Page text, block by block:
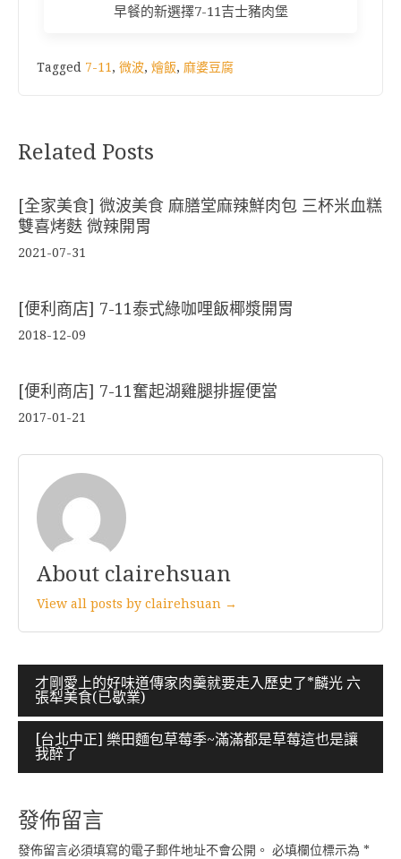
早餐的新選擇7-11吉士豬肉堡
Tagged 7-11, 微波, 燴飯, 麻婆豆腐
Related Posts
[全家美食] 微波美食 麻膳堂麻辣鮮肉包 三杯米血糕
雙喜烤麩 微辣開胃
2021-07-31
[便利商店] 7-11泰式綠咖哩飯椰漿開胃
2018-12-09
[便利商店] 7-11奮起湖雞腿排握便當
2017-01-21
About clairehsuan
View all posts by clairehsuan →
文
章
導
覽
才剛愛上的好味道傳家肉羹就要走入歷史了*麟光 六
張犁美食(已歇業)
[台北中正] 樂田麵包草莓季~滿滿都是草莓這也是讓
我醉了
發佈留言
發佈留言必須填寫的電子郵件地址不會公開。 必填欄位標示為 *